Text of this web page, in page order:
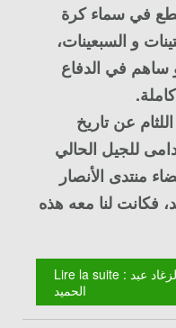
في سماء كرة
و السبعينات،
ساهم في الدفاع
عن تاريخ
للجيل الحالي
منتدى الأنصار
فكانت لنا معه هذه
Lire la suite : منتدى الأنصار في زيارة خاصة لزغاد عبد
الحميد